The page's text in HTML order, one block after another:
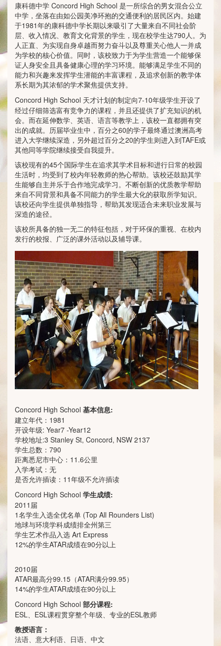
康科德中学 Concord High School 是一所综合的男女混合公立
中学，坐落在由如公园美净环抱的交通便利的居民区内。始建
于1981年的康科德中学长期以来吸引了大量来自不同社会阶
层、收入情况、教育文化背景的学生，现在校学生达790人。为
人正直、为实现自身卓越而努力奋斗以及尊重关心他人一并成
为学校的核心价值。同时，该校致力于为学生营造一个能够保
证人身安全且具备健康心理的学习环境。能够满足学生不同的
能力和兴趣来发挥学生潜能的丰富课程，及追求创新的教学体
系长期为其浓郁的学术聚焦提供支持。
Concord High School 天才计划的制定向7-10年级学生开设了
经过仔细筛选富有竞争力的课程，并且还提供了扩充知识的机
会。而在延伸数学、英语、语言等教学上，该校一直都拥有突
出的成就。历届毕业生中，百分之60的学子最终通过澳洲高考
进入大学继续深造，另外超过百分之20的学生则进入到TAFE或
其他同等学院继续接受自我提升。
该校现有的45个国际学生在追求其学术目标和进行日常的校园
生活时，均受到了校内年轻教师的热心帮助。该校还鼓励其学
生能够自主并乐于合作地完成学习。不断创新的优质教学帮助
来自不同背景和具备不同能力的学生最大化的获取所学知识。
该校还向学生提供单独指导，帮助其发现适合未来职业发展与
深造的途径。
该校所具备的独一无二的特征包括，对于环保的重视、在校内
发行的校报、广泛的课外活动以及辅导课。
Concord High School 基本信息:
建立年代：1981
开设年级: Year7 -Year12
学校地址:3 Stanley St, Concord, NSW 2137
学生总数：790
距离悉尼市中心：11.6公里
入学考试：无
是否允许插读：11年级不允许插读
Concord High School 学生成绩:
2011届
1名学生入选全优名单 (Top All Rounders List)
地球与环境学科成绩排全州第三
学生艺术作品入选 Art Express
12%的学生ATAR成绩在90分以上
2010届
ATAR最高分99.15（ATAR满分99.95）
14%的学生ATAR成绩在90分以上
Concord High School 部分课程:
ESL、ESL课程贯穿整个年级、专业的ESL教师
教授语言：
法语、意大利语、日语、中文